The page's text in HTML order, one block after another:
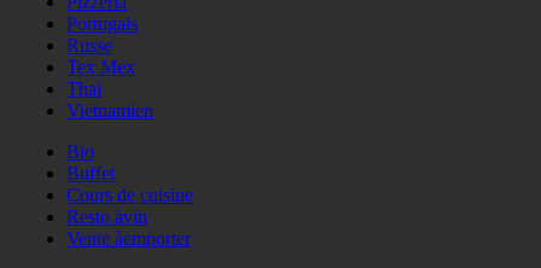
Portugais
Russe
Tex Mex
Thaï
Vietnamien
Bio
Buffet
Cours de cuisine
Resto àvin
Vente àemporter